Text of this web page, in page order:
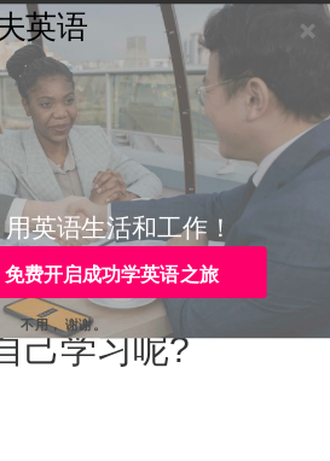
购买
注册
979-088 国际：+86-755-88820630
的工具或培训机
怎么知道功夫英
己学习呢?
费开启成功学英语之旅
英语
英语生活和工作！
不用， 谢谢。